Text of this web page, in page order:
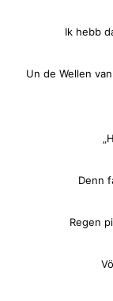
Ik hebb
Un de Wellen
Denn
Regen